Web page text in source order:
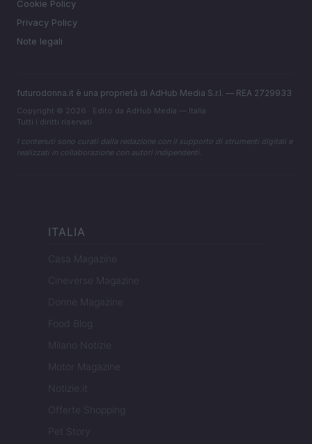
Cookie Policy
Privacy Policy
Note legali
futurodonna.it è una proprietà di AdHub Media S.r.l. — REA 2729933
Copyright © 2026 · Edito da AdHub Media — Italia
Tutti i diritti riservati
I contenuti sono curati dalla redazione con il supporto di strumenti digitali e
realizzati in collaborazione con autori indipendenti.
ITALIA
Casa Magazine
Cineverse Magazine
Donne Magazine
Food Blog
Milano Notizie
Motor Magazine
Notizie.it
Offerte Shopping
Pet Story